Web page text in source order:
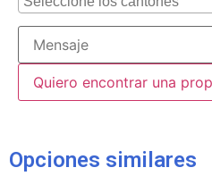
Opciones similares